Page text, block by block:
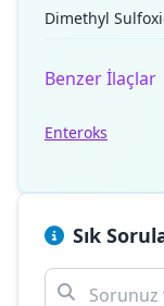
Dimethyl
Benzer İlaçlar
Enteroks
Sık